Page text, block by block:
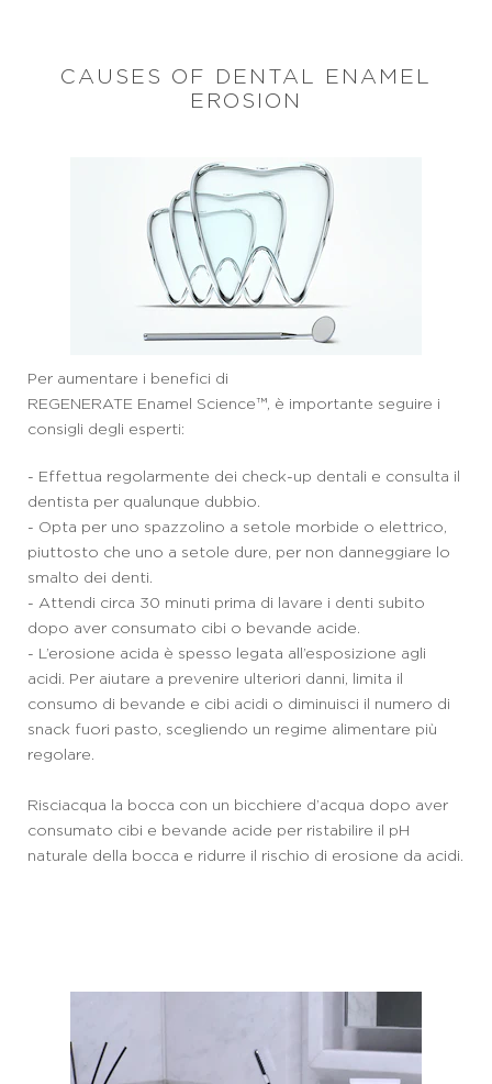
CAUSES OF DENTAL ENAMEL
EROSION
Per aumentare i benefici di
REGENERATE Enamel Science™, è importante seguire i
consigli degli esperti:
- Effettua regolarmente dei check-up dentali e consulta il
dentista per qualunque dubbio.
- Opta per uno spazzolino a setole morbide o elettrico,
piuttosto che uno a setole dure, per non danneggiare lo
smalto dei denti.
- Attendi circa 30 minuti prima di lavare i denti subito
dopo aver consumato cibi o bevande acide.
- L’erosione acida è spesso legata all’esposizione agli
acidi. Per aiutare a prevenire ulteriori danni, limita il
consumo di bevande e cibi acidi o diminuisci il numero di
snack fuori pasto, scegliendo un regime alimentare più
regolare.
Risciacqua la bocca con un bicchiere d’acqua dopo aver
consumato cibi e bevande acide per ristabilire il pH
naturale della bocca e ridurre il rischio di erosione da acidi.